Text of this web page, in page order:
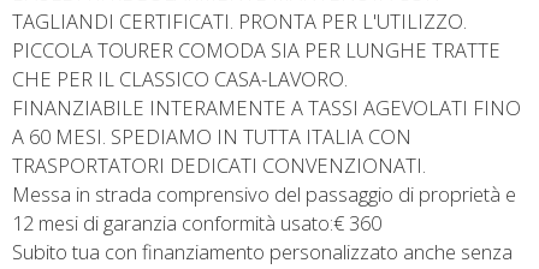
TAGLIANDI CERTIFICATI. PRONTA PER L'UTILIZZO.
PICCOLA TOURER COMODA SIA PER LUNGHE TRATTE
CHE PER IL CLASSICO CASA-LAVORO.
FINANZIABILE INTERAMENTE A TASSI AGEVOLATI FINO
A 60 MESI. SPEDIAMO IN TUTTA ITALIA CON
TRASPORTATORI DEDICATI CONVENZIONATI.
Messa in strada comprensivo del passaggio di proprietà e
12 mesi di garanzia conformità usato:€ 360
Subito tua con finanziamento personalizzato anche senza